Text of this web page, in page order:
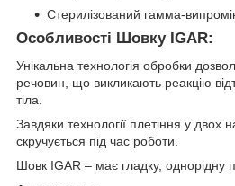
Стерилізований гамма-
Особливості Шовку IGAR:
Унікальна технологія обробки
речовин, що викликають реакцію
тіла.
Завдяки технології плетіння у двох
скручується під час роботи.
Шовк IGAR – має гладку, однорідну